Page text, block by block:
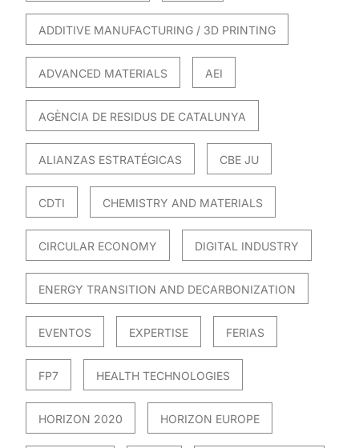
ADDITIVE MANUFACTURING / 3D PRINTING
ADVANCED MATERIALS AEI
AGÈNCIA DE RESIDUS DE CATALUNYA
ALIANZAS ESTRATÉGICAS CBE JU
CDTI CHEMISTRY AND MATERIALS
CIRCULAR ECONOMY DIGITAL INDUSTRY
ENERGY TRANSITION AND DECARBONIZATION
EVENTOS EXPERTISE FERIAS
FP7 HEALTH TECHNOLOGIES
HORIZON 2020 HORIZON EUROPE